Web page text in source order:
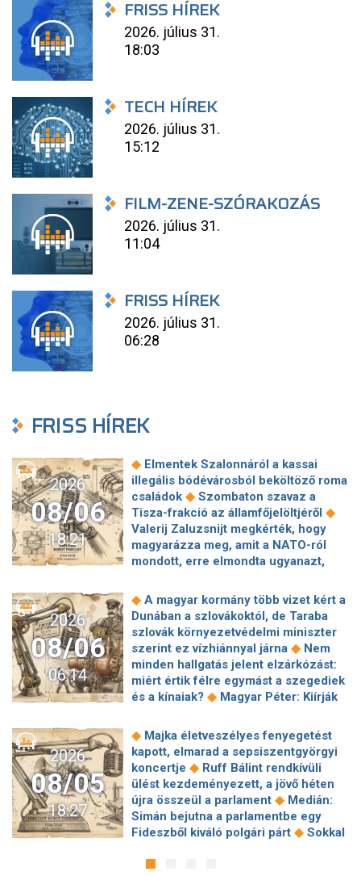
FRISS HÍREK
2026. július 31.
18:03
TECH HÍREK
2026. július 31.
15:12
FILM-ZENE-SZÓRAKOZÁS
2026. július 31.
11:04
FRISS HÍREK
2026. július 31.
06:28
FRISS HÍREK
2026
08/06
18:21
◆ Elmentek Szalonnáról a kassai
illegális bódévárosból beköltöző roma
családok ◆ Szombaton szavaz a
Tisza-frakció az államfőjelöltjéről ◆
Valerij Zaluzsnijt megkérték, hogy
magyarázza meg, amit a NATO-ról
mondott, erre elmondta ugyanazt,
kötött szerződéseket a HM cége a
Lounge Eventtel, a miniszter
feljelentést tett
◆Orbán Anita
megkérte a szlovák kormányt, hogy
segítse a magyar vízellátást ◆ Forró
augusztus: gátja lehet az uniós
források hazahozatalának az
Alkotmánybíróság?◆ Török Gábor: Ez
Meglepetés az albérletpiacon, nincs
roham ◆Hirtelen titkolózni kezdett a
Tisza a kegyelmi ügyekről◆
Egyszerre két köztársasági elnöke is
lehet Magyarországnak jövő hétre◆
Előnyben a Fradi a Górnik Zabrze
elleni El-selejtezős párharcban◆Itt a
csapattársa keres a legrosszabbul
2026
08/06
06:14
◆ A magyar kormány több vizet kért a
Dunában a szlovákoktól, de Taraba
szlovák környezetvédelmi miniszter
szerint ez vízhiánnyal járna ◆ Nem
minden hallgatás jelent elzárkózást:
miért értik félre egymást a szegediek
és a kínaiak? ◆ Magyar Péter: Kiírják
projektekben magyar állami
tulajdonrészt fognak előírni ◆Orbán
Gáspár hatszor repült honvédségi
gépen Csádba és Nigerbe◆Ismert
magyar utazási iroda ment csődbe,
bolgár biztosítóval hadakozhatnak az
utasok◆Amerikai rakétákat is
zsákmányolt az előrenyomuló orosz
hadsereg
2026
08/05
18:27
◆ Majka életveszélyes fenyegetést
kapott, elmarad a sepsiszentgyörgyi
koncertje ◆ Ruff Bálint rendkívüli
ülést kezdeményezett, a jövő héten
újra összeül a parlament ◆ Medián:
Simán bejutna a parlamentbe egy
Fideszből kiváló polgári párt ◆ Sokkal